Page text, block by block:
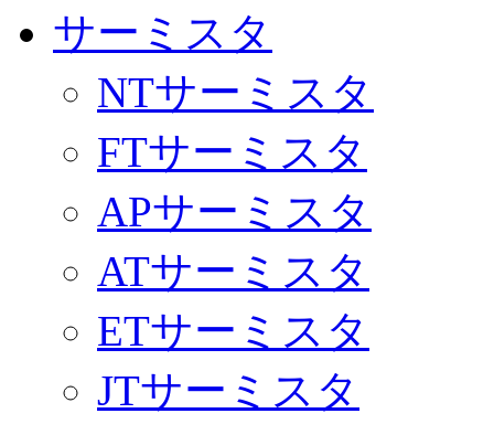
サーミスタ
NTサーミスタ
FTサーミスタ
APサーミスタ
ATサーミスタ
ETサーミスタ
JTサーミスタ